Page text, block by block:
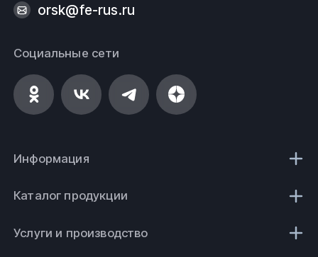
orsk@fe-rus.ru
Социальные сети
Информация
Каталог продукции
Услуги и производство